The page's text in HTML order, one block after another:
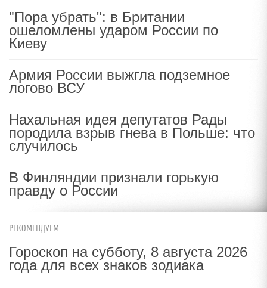
"Пора убрать": в Британии
ошеломлены ударом России по
Киеву
Армия России выжгла подземное
логово ВСУ
Нахальная идея депутатов Рады
породила взрыв гнева в Польше: что
случилось
В Финляндии признали горькую
правду о России
РЕКОМЕНДУЕМ
Гороскоп на субботу, 8 августа 2026
года для всех знаков зодиака